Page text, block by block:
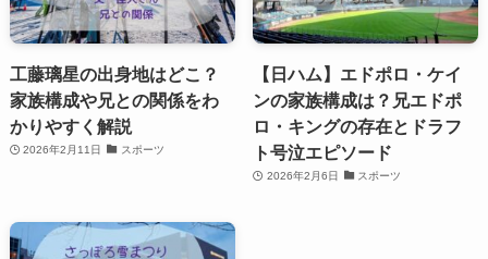
工藤璃星の出身地はどこ？
家族構成や兄との関係をわ
かりやすく解説
2026年2月11日 スポーツ
【日ハム】エドポロ・ケイ
ンの家族構成は？兄エドポ
ロ・キングの存在とドラフ
ト号泣エピソード
2026年2月6日 スポーツ